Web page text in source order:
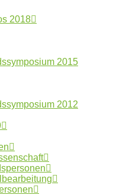
2018
2015
2012
der
der
aktiv zur
der